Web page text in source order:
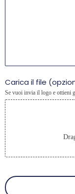
Carica il file
Se vuoi invia il logo e ottieni